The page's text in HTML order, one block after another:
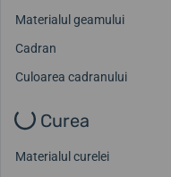
Materialul geamului
Cadran
Culoarea cadranului
Curea
Materialul curelei